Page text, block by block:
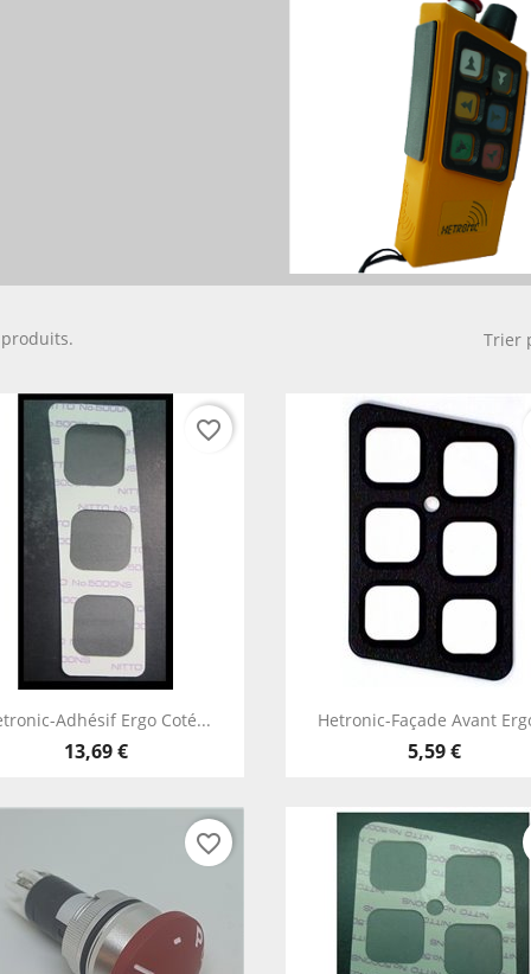
Trier
Aperçu rapide
Adhésif Ergo Coté...
13,69 €
favorite_border
Aperçu rapide
Hetronic-Façade Avant
5,59 €
favorite_border